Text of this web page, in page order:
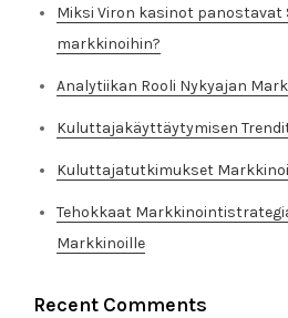
Miksi Viron kasinot panostavat
markkinoihin?
Analytiikan Rooli Nykyajan
Kuluttajakäyttäytymisen
Kuluttajatutkimukset
Tehokkaat
Markkinoille
Recent Comments